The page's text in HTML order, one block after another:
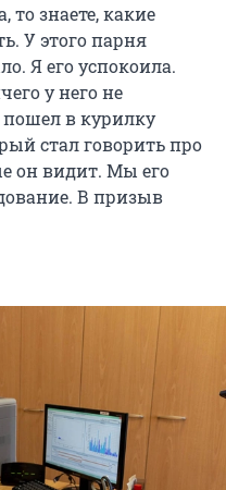
то знаете, какие
У этого парня
Я его успокоила.
у него не
в курилку
стал говорить про
он видит. Мы его
В призыв